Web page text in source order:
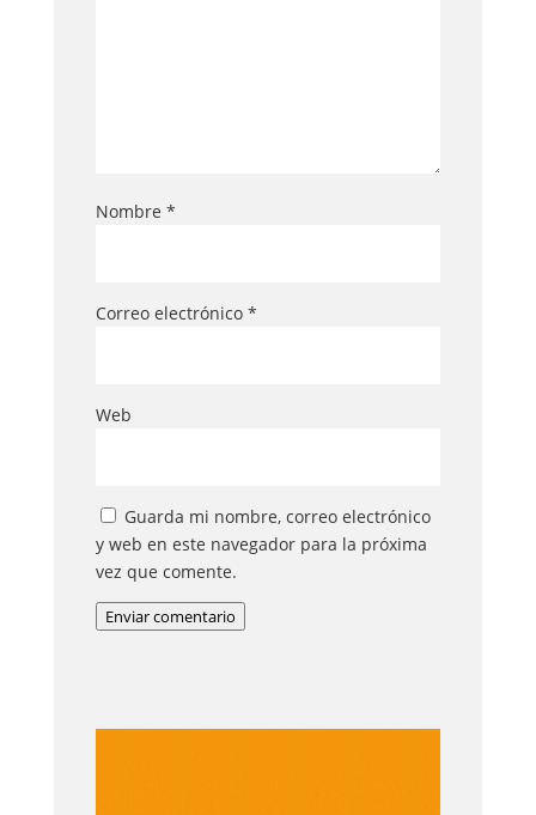
Nombre *
Correo electrónico *
Web
Guarda mi nombre, correo electrónico
y web en este navegador para la próxima
vez que comente.
Enviar comentario